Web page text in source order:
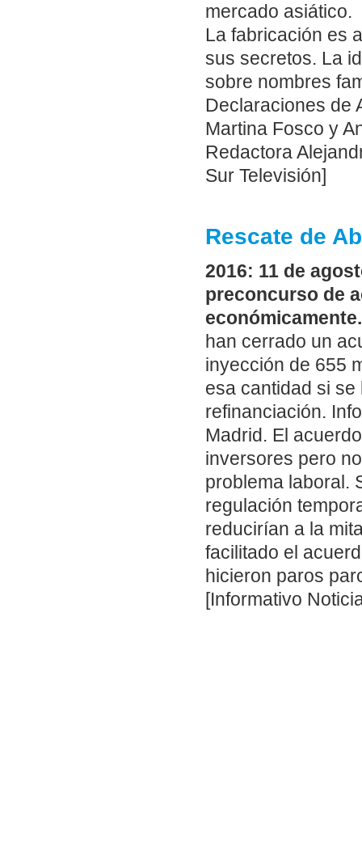
mercado asiático.
La fabricación es
sus secretos. La
sobre nombres
Declaraciones de
Martina Fosco y
Redactora
Sur Televisión]
Rescate de
2016: 11 de
preconcurso de
económicamente.
han cerrado un
inyección de 655
esa cantidad si
refinanciación.
Madrid. El
inversores pero
problema laboral.
regulación
reducirían a la
facilitado el
hicieron paros
[Informativo